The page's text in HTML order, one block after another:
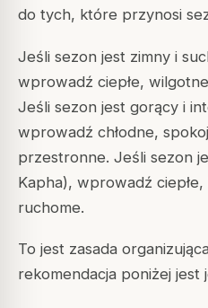
do tych, które przynosi
Jeśli sezon jest zimny i
wprowadź ciepłe,
Jeśli sezon jest gorący i
wprowadź chłodne,
przestronne. Jeśli sezon
Kapha), wprowadź
ruchome.
To jest zasada
rekomendacja poniżej jest